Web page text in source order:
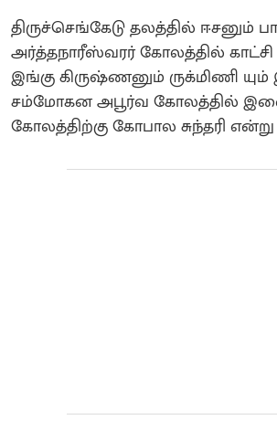
திருச்செங்கேடு தலத்தில் ஈசனும்
அர்த்தநாரீஸ்வரர் கோலத்தில்
இங்கு கிருஷ்ணனும் ருக்மிணி
சம்மோகன அபூர்வ கோலத்தில்
கோலத்திற்கு கோபால சுந்தரி